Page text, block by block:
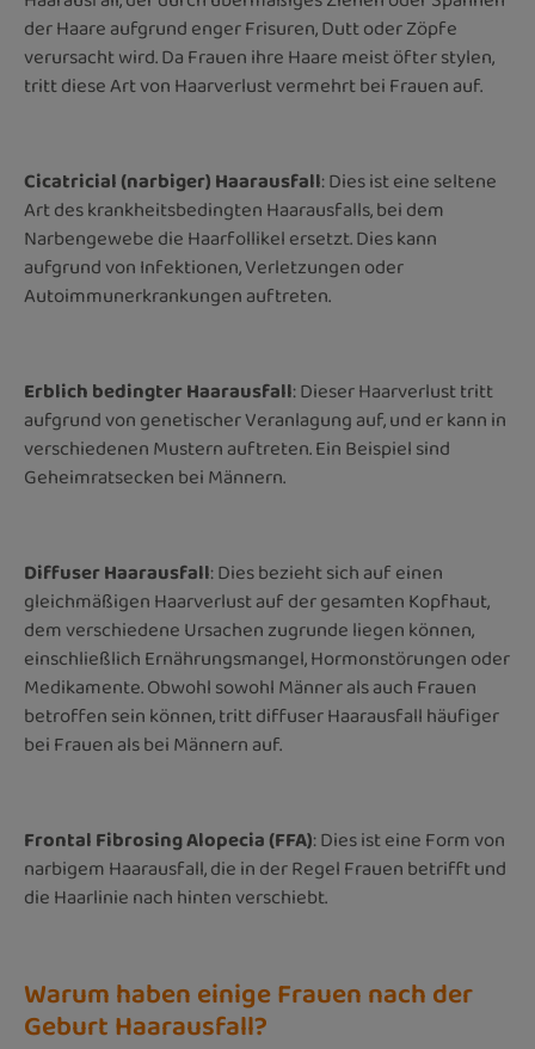
der Haare aufgrund enger Frisuren, Dutt oder Zöpfe
verursacht wird. Da Frauen ihre Haare meist öfter stylen,
tritt diese Art von Haarverlust vermehrt bei Frauen auf.
Cicatricial (narbiger) Haarausfall: Dies ist eine seltene
Art des krankheitsbedingten Haarausfalls, bei dem
Narbengewebe die Haarfollikel ersetzt. Dies kann
aufgrund von Infektionen, Verletzungen oder
Autoimmunerkrankungen auftreten.
Erblich bedingter Haarausfall: Dieser Haarverlust tritt
aufgrund von genetischer Veranlagung auf, und er kann in
verschiedenen Mustern auftreten. Ein Beispiel sind
Geheimratsecken bei Männern.
Diffuser Haarausfall: Dies bezieht sich auf einen
gleichmäßigen Haarverlust auf der gesamten Kopfhaut,
dem verschiedene Ursachen zugrunde liegen können,
einschließlich Ernährungsmangel, Hormonstörungen oder
Medikamente. Obwohl sowohl Männer als auch Frauen
betroffen sein können, tritt diffuser Haarausfall häufiger
bei Frauen als bei Männern auf.
Frontal Fibrosing Alopecia (FFA): Dies ist eine Form von
narbigem Haarausfall, die in der Regel Frauen betrifft und
die Haarlinie nach hinten verschiebt.
Warum haben einige Frauen nach der
Geburt Haarausfall?